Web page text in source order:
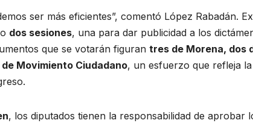
ser más eficientes”, comentó López Rabadán.
dos sesiones, una para dar publicidad a los
que se votarán figuran tres de Morena, dos
de Movimiento Ciudadano, un esfuerzo que refleja la
, los diputados tienen la responsabilidad de aprobar